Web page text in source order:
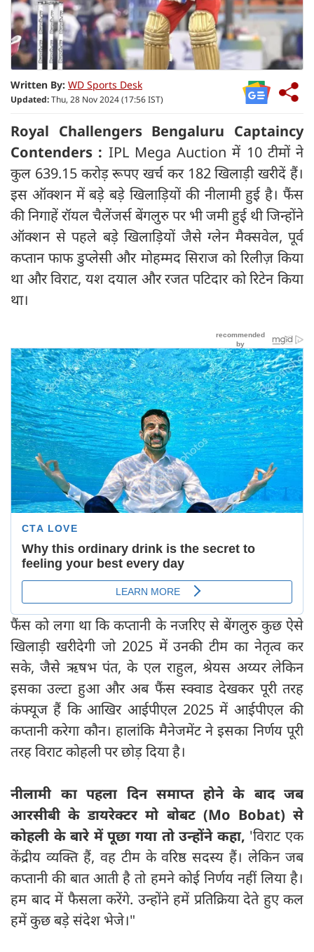
Written By: WD Sports Desk
Updated:Thu, 28 Nov 2024 (17:56 IST)
Royal Challengers Bengaluru Captaincy
Contenders : IPL Mega Auction में 10 टीमों ने
कुल 639.15 करोड़ रूपए खर्च कर 182 खिलाड़ी खरीदें हैं।
इस ऑक्शन में बड़े बड़े खिलाड़ियों की नीलामी हुई है। फैंस
की निगाहें रॉयल चैलेंजर्स बेंगलुरु पर भी जमी हुई थी जिन्होंने
ऑक्शन से पहले बड़े खिलाड़ियों जैसे ग्लेन मैक्सवेल, पूर्व
कप्तान फाफ डुप्लेसी और मोहम्मद सिराज को रिलीज़ किया
था और विराट, यश दयाल और रजत पटिदार को रिटेन किया
था।
फैंस को लगा था कि कप्तानी के नजरिए से बेंगलुरु कुछ ऐसे
खिलाड़ी खरीदेगी जो 2025 में उनकी टीम का नेतृत्व कर
सके, जैसे ऋषभ पंत, के एल राहुल, श्रेयस अय्यर लेकिन
इसका उल्टा हुआ और अब फैंस स्क्वाड देखकर पूरी तरह
कंफ्यूज हैं कि आखिर आईपीएल 2025 में आईपीएल की
कप्तानी करेगा कौन। हालांकि मैनेजमेंट ने इसका निर्णय पूरी
तरह विराट कोहली पर छोड़ दिया है।
नीलामी का पहला दिन समाप्त होने के बाद जब
आरसीबी के डायरेक्टर मो बोबट (Mo Bobat) से
कोहली के बारे में पूछा गया तो उन्होंने कहा, 'विराट एक
केंद्रीय व्यक्ति हैं, वह टीम के वरिष्ठ सदस्य हैं। लेकिन जब
कप्तानी की बात आती है तो हमने कोई निर्णय नहीं लिया है।
हम बाद में फैसला करेंगे. उन्होंने हमें प्रतिक्रिया देते हुए कल
हमें कुछ बड़े संदेश भेजे।"